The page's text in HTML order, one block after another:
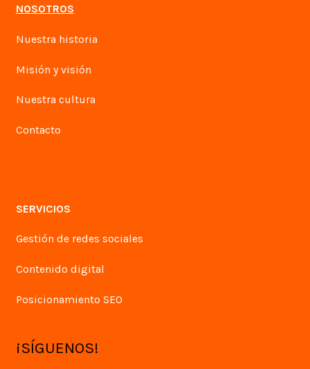
NOSOTROS
Nuestra historia
Misión y visión
Nuestra cultura
Contacto
SERVICIOS
Gestión de redes sociales
Contenido digital
Posicionamiento SEO
¡SÍGUENOS!